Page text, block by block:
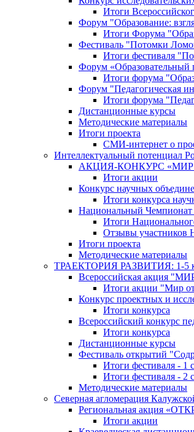
Итоги
Форум "Образование:
Итоги Форума
Фестиваль "Потомки
Итоги фестиваля
Форум «Образовательный
Итоги форума
Форум "Педагогическая
Итоги форума
Дистанционные курсы
Методические материалы
Итоги проекта
СМИ-интернет о
Интеллектуальный потенциал
АКЦИЯ-КОНКУРС
Итоги акции
Конкурс научных
Итоги конкурса
Национальный Чемпионат
Итоги
Отзывы участников
Итоги проекта
Методические материалы
ТРАЕКТОРИЯ РАЗВИТИЯ: 1-5
Всероссийская акция
Итоги акции "Мир
Конкурс проектных и
Итоги конкурса
Всероссийский конкурс
Итоги конкурса
Дистанционные курсы
Фестиваль открытий
Итоги фестиваля - 1
Итоги фестиваля - 2
Методические материалы
Северная агломерация
Региональная акция
Итоги акции